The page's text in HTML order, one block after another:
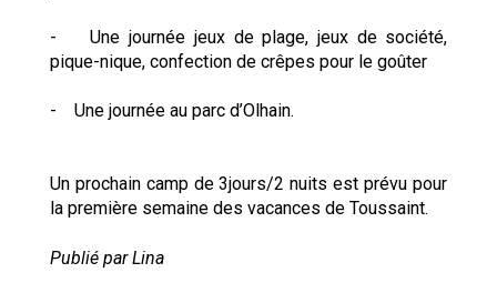
- Une journée jeux de plage, jeux de société,
pique-nique, confection de crêpes pour le goûter
- Une journée au parc d’Olhain.
Un prochain camp de 3jours/2 nuits est prévu pour
la première semaine des vacances de Toussaint.
Publié par Lina